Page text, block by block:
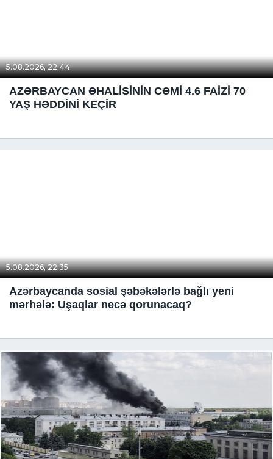
5.08.2026, 22:44
AZƏRBAYCAN ƏHALİSİNİN CƏMİ 4.6 FAİZİ 70
YAŞ HƏDDİNİ KEÇİR
5.08.2026, 22:35
Azərbaycanda sosial şəbəkələrlə bağlı yeni
mərhələ: Uşaqlar necə qorunacaq?